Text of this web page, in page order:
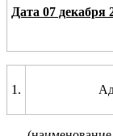
Дата 07 декабря
1.